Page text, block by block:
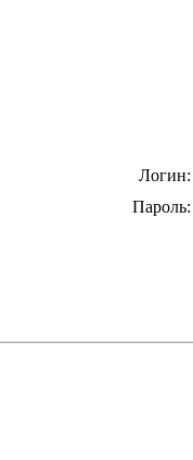
Логин:
Пароль: